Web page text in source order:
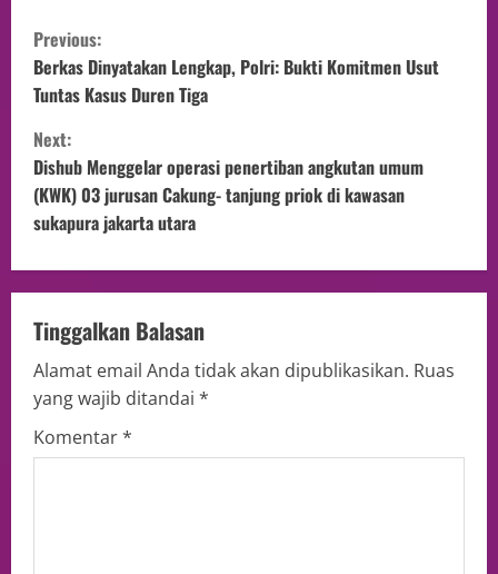
Previous:
Berkas Dinyatakan Lengkap, Polri: Bukti Komitmen Usut
Tuntas Kasus Duren Tiga
Next:
Dishub Menggelar operasi penertiban angkutan umum
(KWK) 03 jurusan Cakung- tanjung priok di kawasan
sukapura jakarta utara
Tinggalkan Balasan
Alamat email Anda tidak akan dipublikasikan. Ruas
yang wajib ditandai *
Komentar*